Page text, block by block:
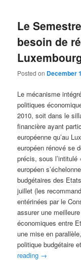
Le
besoin de
Posted on December
Le mécanisme
politiques
2010, soit dans le
financière ayant
européenne qu’au
européen rénové se
précis, sous
européen
budgétaires des
juillet (les
entérinées par le
assurer une
économiques entre
une mise en
politique budgétaire
reading →